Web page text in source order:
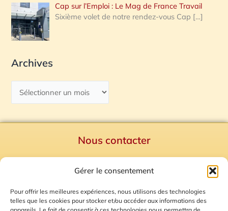
Gérer le consentement
Pour offrir les meilleures expériences, nous utilisons des technologies
telles que les cookies pour stocker et/ou accéder aux informations des
Cap sur l’Emploi : Le Mag de France Travail
Sixième volet de notre rendez-vous Cap […]
Archives
Nous contacter
Mentions Légales
Plan du site